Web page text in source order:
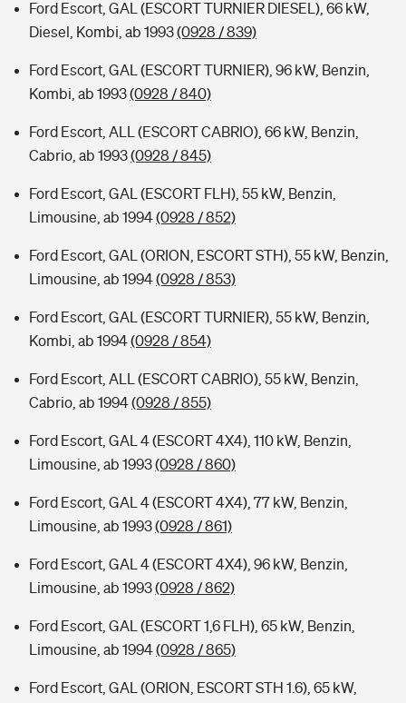
Ford Escort, GAL (ESCORT TURNIER DIESEL), 66 kW,
Diesel, Kombi, ab 1993(0928 / 839)
Ford Escort, GAL (ESCORT TURNIER), 96 kW, Benzin,
Kombi, ab 1993(0928 / 840)
Ford Escort, ALL (ESCORT CABRIO), 66 kW, Benzin,
Cabrio, ab 1993(0928 / 845)
Ford Escort, GAL (ESCORT FLH), 55 kW, Benzin,
Limousine, ab 1994(0928 / 852)
Ford Escort, GAL (ORION, ESCORT STH), 55 kW, Benzin,
Limousine, ab 1994(0928 / 853)
Ford Escort, GAL (ESCORT TURNIER), 55 kW, Benzin,
Kombi, ab 1994(0928 / 854)
Ford Escort, ALL (ESCORT CABRIO), 55 kW, Benzin,
Cabrio, ab 1994(0928 / 855)
Ford Escort, GAL 4 (ESCORT 4X4), 110 kW, Benzin,
Limousine, ab 1993(0928 / 860)
Ford Escort, GAL 4 (ESCORT 4X4), 77 kW, Benzin,
Limousine, ab 1993(0928 / 861)
Ford Escort, GAL 4 (ESCORT 4X4), 96 kW, Benzin,
Limousine, ab 1993(0928 / 862)
Ford Escort, GAL (ESCORT 1,6 FLH), 65 kW, Benzin,
Limousine, ab 1994(0928 / 865)
Ford Escort, GAL (ORION, ESCORT STH 1.6), 65 kW,